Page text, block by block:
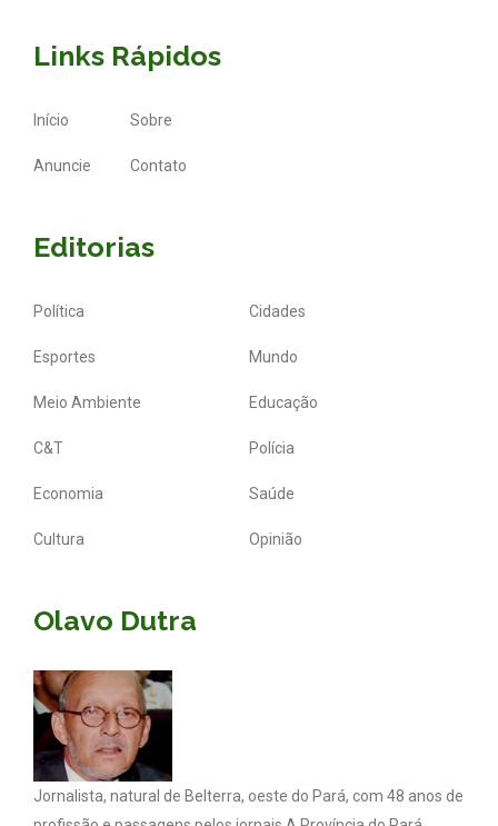
Links Rápidos
Início Sobre
Anuncie Contato
Editorias
Política Cidades
Esportes Mundo
Meio Ambiente Educação
C&T Polícia
Economia Saúde
Cultura Opinião
Olavo Dutra
Jornalista, natural de Belterra, oeste do Pará, com 48 anos de